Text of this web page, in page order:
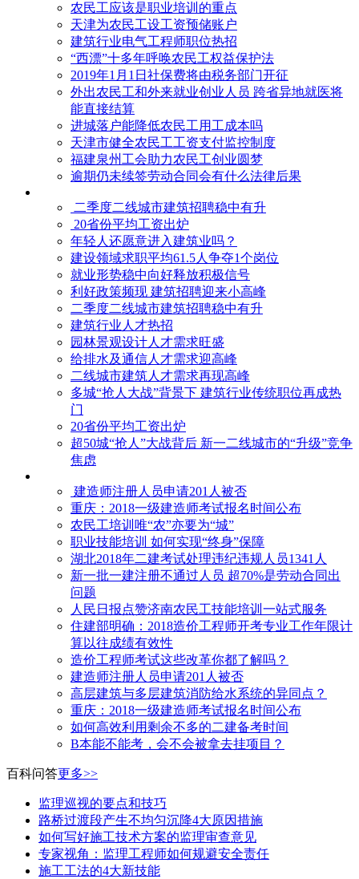
农民工应该是职业培训的重点
天津为农民工设工资预储账户
建筑行业电气工程师职位热招
“西漂”十多年呼唤农民工权益保护法
2019年1月1日社保费将由税务部门开征
外出农民工和外来就业创业人员 跨省异地就医将
能直接结算
进城落户能降低农民工用工成本吗
天津市健全农民工工资支付监控制度
福建泉州工会助力农民工创业圆梦
逾期仍未续签劳动合同会有什么法律后果
二季度二线城市建筑招聘稳中有升
20省份平均工资出炉
年轻人还愿意进入建筑业吗？
建设领域求职平均61.5人争夺1个岗位
就业形势稳中向好释放积极信号
利好政策频现 建筑招聘迎来小高峰
二季度二线城市建筑招聘稳中有升
建筑行业人才热招
园林景观设计人才需求旺盛
给排水及通信人才需求迎高峰
二线城市建筑人才需求再现高峰
多城“抢人大战”背景下 建筑行业传统职位再成热
门
20省份平均工资出炉
超50城“抢人”大战背后 新一二线城市的“升级”竞争
焦虑
建造师注册人员申请201人被否
​重庆：2018一级建造师考试报名时间公布
农民工培训唯“农”亦要为“城”
职业技能培训 如何实现“终身”保障
湖北2018年二建考试处理违纪违规人员1341人
新一批一建注册不通过人员 超70%是劳动合同出
问题
人民日报点赞济南农民工技能培训一站式服务
住建部明确：2018造价工程师开考专业工作年限计
算以往成绩有效性
造价工程师考试这些改革你都了解吗？
建造师注册人员申请201人被否
高层建筑与多层建筑消防给水系统的异同点？
​重庆：2018一级建造师考试报名时间公布
如何高效利用剩余不多的二建备考时间
B本能不能考，会不会被拿去挂项目？
百科问答更多>>
监理巡视的要点和技巧
路桥过渡段产生不均匀沉降4大原因措施
如何写好施工技术方案的监理审查意见
专家视角：监理工程师如何规避安全责任
施工工法的4大新技能